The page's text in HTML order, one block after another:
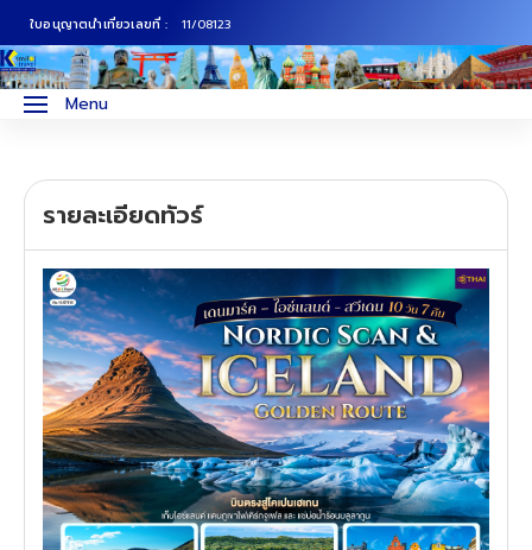
ใบอนุญาตนำเที่ยวเลขที่ : 11/08123
Menu
รายละเอียดทัวร์
ทัวร์ญี่ปุ่น
ทัวร์ยุโรป
ทัวร์สแกนดิเนเวีย
ทัวร์จีน
ทัวร์ฮ่องกง
ทัวร์สิงคโปร์
ทัวร์ตุรเคีย
ภาคเหนือ
ภาคอีสาน
ภาคตะวันตก
ภาคตะวันออก